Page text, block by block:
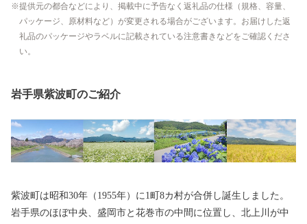
提供元の都合などにより、掲載中に予告なく返礼品の仕様（規格、容量、
パッケージ、原材料など）が変更される場合がございます。お届けした返
礼品のパッケージやラベルに記載されている注意書きなどをご確認くださ
い。
岩手県紫波町のご紹介
紫波町は昭和30年（1955年）に1町8カ村が合併し誕生しました。
岩手県のほぼ中央、盛岡市と花巻市の中間に位置し、北上川が中